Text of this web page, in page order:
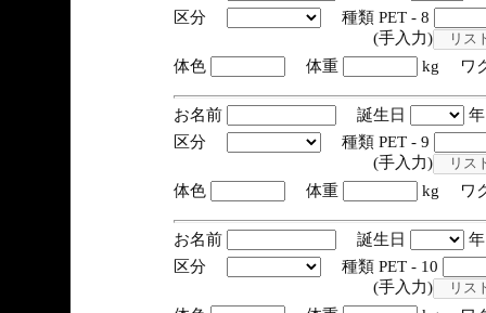
区分
種類 PET - 8
(手入力)
体色
体重 kg ワ
お名前 誕生日
区分
種類 PET - 9
(手入力)
体色
体重 kg ワ
お名前 誕生日
区分
種類 PET - 10
(手入力)